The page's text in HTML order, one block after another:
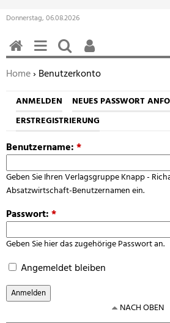
Donnerstag, 06.08.2026
Sie befinden sich hier:
Home› Benutzerkonto
ANMELDEN
NEUES PASSWORT
ERSTREGISTRIERUNG
Benutzername:*
Geben Sie Ihren Verlagsgruppe Knapp -
Absatzwirtschaft-Benutzernamen ein.
Passwort:*
Geben Sie hier das zugehörige Passwort an.
Angemeldet bleiben
HOMEMENÜSUCHEN
NACH OBEN